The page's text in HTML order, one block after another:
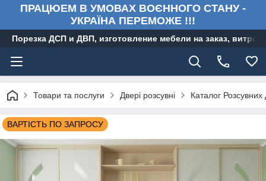
ПРАЦЮЕМ В УМОВАХ ВОЄННОГО СТАНУ -
УКРАЇНА ПЕРЕМОЖЕ !!!
Порезка ДСП и ДВП, изготовление мебели на заказ,
Товари та послуги Двері розсувні Каталог
ВАРТІСТЬ ПО ЗАПРОСУ